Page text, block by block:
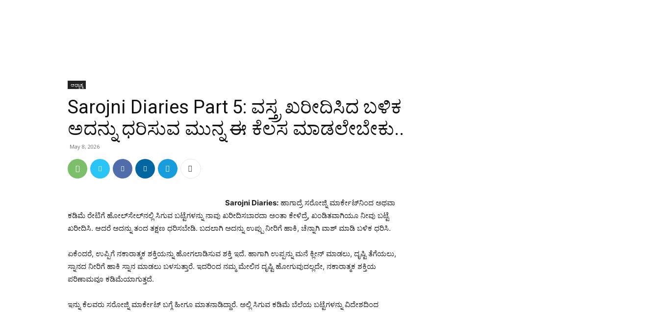
ಆಧ್ಯಾತ್ಮ
Sarojni Diaries Part 5: ವಸ್ತ್ರ ಖರೀದಿಸಿದ ಬಳಿಕ
ಅದನ್ನು ಧರಿಸುವ ಮುನ್ನ ಈ ಕೆಲಸ ಮಾಡಲೇಬೇಕು..
May 8, 2026
Sarojni Diaries: ಹಾಗಾದ್ರೆ ಸರೋಜ್ನಿ ಮಾರ್ಕೇಟ್‌ನಿಂದ ಅಥವಾ
ಕಡಿಮೆ ರೇಟಿಗೆ ಹೋಲ್‌ಸೇಲ್‌ನಲ್ಲಿ ಸಿಗುವ ಬಟ್ಟೆಗಳನ್ನು ನಾವು ಖರೀದಿಸಬಾರದಾ ಅಂತಾ ಕೇಳಿದ್ರೆ, ಖಂಡಿತವಾಗಿಯೂ ನೀವು ಬಟ್ಟೆ
ಖರೀದಿಸಿ. ಆದರೆ ಅದನ್ನು ತಂದ ತಕ್ಷಣ ಧರಿಸಬೇಡಿ. ಬದಲಾಗಿ ಅದನ್ನು ಉಪ್ಪು ನೀರಿಗೆ ಹಾಕಿ, ಚೆನ್ನಾಗಿ ವಾಶ್ ಮಾಡಿ ಬಳಿಕ ಧರಿಸಿ.
ಏಕೆಂದರೆ, ಉಪ್ಪಿಗೆ ನಕಾರಾತ್ಮಕ ಶಕ್ತಿಯನ್ನು ಹೋಗಲಾಡಿಸುವ ಶಕ್ತಿ ಇದೆ. ಹಾಗಾಗಿ ಉಪ್ಪನ್ನು ಮನೆ ಕ್ಲೀನ್ ಮಾಡಲು, ದೃಷ್ಟಿ ತೆಗೆಯಲು,
ಸ್ನಾನದ ನೀರಿಗೆ ಹಾಕಿ ಸ್ನಾನ ಮಾಡಲು ಬಳಸುತ್ತಾರೆ. ಇದರಿಂದ ನಮ್ಮ ಮೇಲಿನ ದೃಷ್ಟಿ ಹೋಗುವುದಲ್ಲದೇ, ನಕಾರಾತ್ಮಕ ಶಕ್ತಿಯ
ಪರಿಣಾಮವೂ ಕಡಿಮೆಯಾಗುತ್ತದೆ.
ಇನ್ನು ಕೆಲವರು ಸರೋಜ್ನಿ ಮಾರ್ಕೇಟ್‌ ಬಗ್ಗೆ ಹೀಗೂ ಮಾತನಾಡಿದ್ದಾರೆ. ಅಲ್ಲಿ ಸಿಗುವ ಕಡಿಮೆ ಬೆಲೆಯ ಬಟ್ಟೆಗಳನ್ನು ವಿದೇಶದಿಂದ